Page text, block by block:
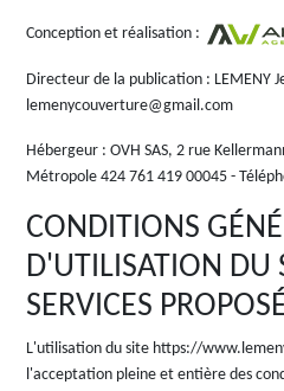
Conception et réalisation :
Directeur de la publication : LEMENY
lemenycouverture@gmail.com
Hébergeur : OVH SAS, 2 rue
Métropole 424 761 419 00045 -
CONDITIONS
D'UTILISATION DU
SERVICES
L'utilisation du site https://
l'acceptation pleine et entière des